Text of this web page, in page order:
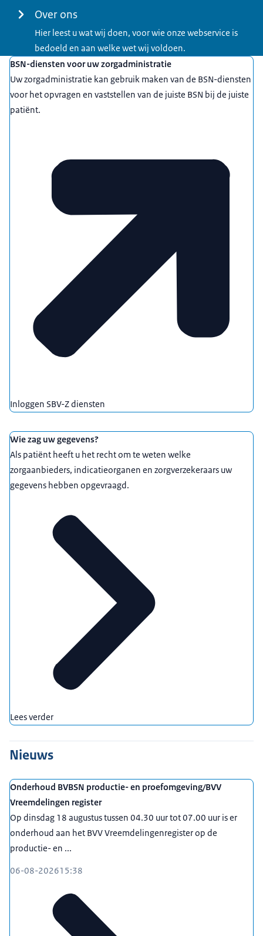
Over ons
Hier leest u wat wij doen, voor wie onze webservice is
bedoeld en aan welke wet wij voldoen.
Uitgelicht
BSN-diensten voor uw zorgadministratie
Uw zorgadministratie kan gebruik maken van de BSN-diensten
voor het opvragen en vaststellen van de juiste BSN bij de juiste
patiënt.
Inloggen SBV-Z diensten
Wie zag uw gegevens?
Als patiënt heeft u het recht om te weten welke
zorgaanbieders, indicatieorganen en zorgverzekeraars uw
gegevens hebben opgevraagd.
Lees verder
Nieuws
Onderhoud BVBSN productie- en proefomgeving/BVV
Vreemdelingen register
Op dinsdag 18 augustus tussen 04.30 uur tot 07.00 uur is er
onderhoud aan het BVV Vreemdelingenregister op de
productie- en ...
06-08-202615:38